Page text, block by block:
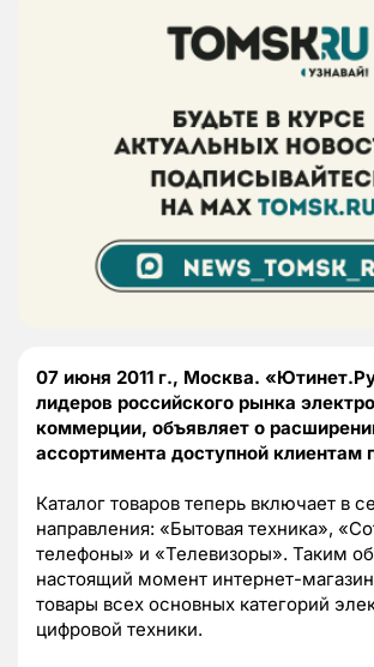
07 июня 2011 г., Москва.
лидеров российского рынка
коммерции, объявляет о
ассортимента доступной клиентам
Каталог товаров теперь включает в
направления: «Бытовая техника»,
телефоны» и «Телевизоры». Таким
настоящий момент интернет-
товары всех основных категорий
цифровой техники.